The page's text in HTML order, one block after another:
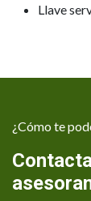
Llave
¿Cómo te